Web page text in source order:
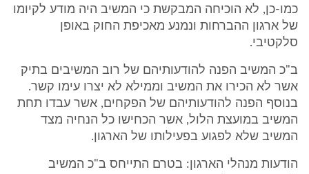
כמו-כן, לא הוכיחה המבקשת כי המשיב היה מודע לקיומו
של ארגון ההברחות ונמנע מאכיפת החוק באופן
סלקטיבי.
ב"כ המשיב הפנה להודעותיהם של רוב המשיבים בתיק
אשר לא הכירו את המשיב וממילא לא יצרו עימו קשר.
בנוסף הפנה להודעותיהם של הפקחים, אשר עבדו תחת
המשיב במועצת הלול, אשר הכחישו כל הנחיה מצד
המשיב שלא לפגוע בפעילותו של הארגון.
הודעות מנהלי הארגון: בטרם התייחס ב"כ המשיב